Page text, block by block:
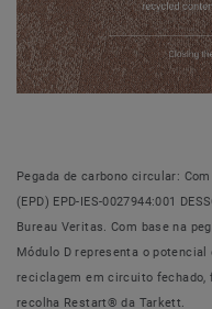
Pegada de carbono circular:
(EPD) EPD-IES-0027944:001
Bureau Veritas. Com base na
Módulo D representa o
reciclagem em circuito
recolha Restart® da Tarkett.